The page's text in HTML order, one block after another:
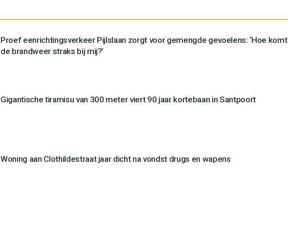
Proef eenrichtingsverkeer Pijlslaan zorgt voor gemengde gevoelens: ‘Hoe komt
de brandweer straks bij mij?’
Gigantische tiramisu van 300 meter viert 90 jaar kortebaan in Santpoort
Woning aan Clothildestraat jaar dicht na vondst drugs en wapens